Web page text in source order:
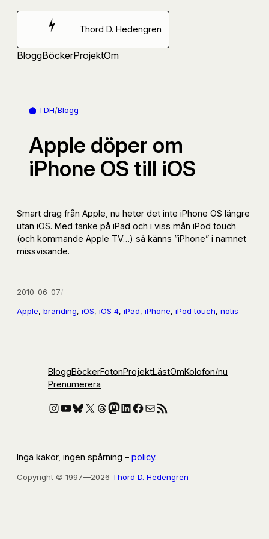
Hoppa
Thord D. Hedengren
BloggBöckerProjektOm
TDH/Blogg
Apple döper om
iPhone OS till iOS
Smart drag från Apple, nu heter det inte iPhone OS längre
utan iOS. Med tanke på iPad och i viss mån iPod touch
(och kommande Apple TV…) så känns ”iPhone” i namnet
missvisande.
2010-06-07/
Apple, branding, iOS, iOS 4, iPad, iPhone, iPod touch, notis
BloggBöckerFotonProjektLästOmKolofon/nu
Prenumerera
Instagram
YouTube
Bluesky
X Threads
Mastodon
LinkedIn
Facebook
E-postRSS-flöde
Inga kakor, ingen spårning – policy.
Copyright © 1997—2026 Thord D. Hedengren